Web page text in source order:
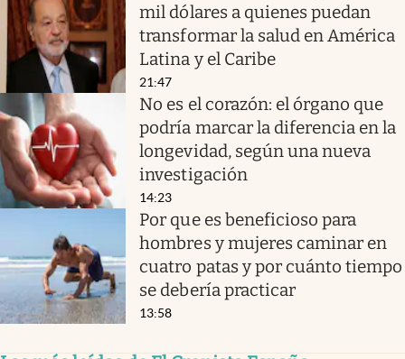
mil dólares a quienes puedan
transformar la salud en América
Latina y el Caribe
21:47
No es el corazón: el órgano que
podría marcar la diferencia en la
longevidad, según una nueva
investigación
14:23
Por que es beneficioso para
hombres y mujeres caminar en
cuatro patas y por cuánto tiempo
se debería practicar
13:58